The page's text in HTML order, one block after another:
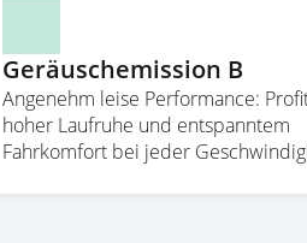
Geräuschemission B
Angenehm leise Performance:
hoher Laufruhe und entspanntem
Fahrkomfort bei jeder